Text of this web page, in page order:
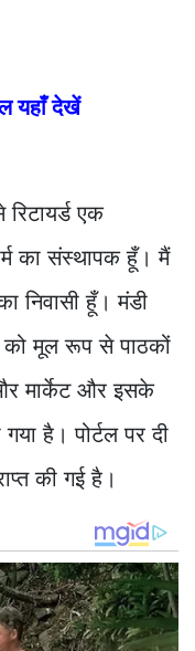
यहाँ देखें
एक
का संस्थापक हूँ। मैं
निवासी हूँ। मंडी
मूल रूप से पाठकों
मार्केट और इसके
है। पोर्टल पर दी
की गई है।